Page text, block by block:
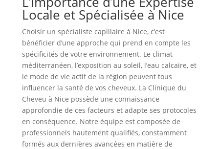
Locale et Spécialisée à Nice
Choisir un spécialiste capillaire à Nice, c’est
bénéficier d’une approche qui prend en compte les
spécificités de votre environnement. Le climat
méditerranéen, l’exposition au soleil, l’eau calcaire, et
le mode de vie actif de la région peuvent tous
influencer la santé de vos cheveux. La Clinique du
Cheveu à Nice possède une connaissance
approfondie de ces facteurs et adapte ses protocoles
en conséquence. Notre équipe est composée de
professionnels hautement qualifiés, constamment
formés aux dernières avancées en matière de